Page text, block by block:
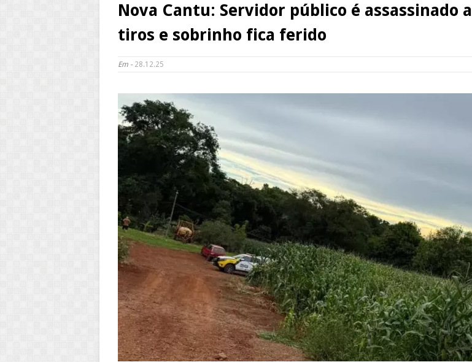
Nova Cantu: Servidor público é assassinado a
tiros e sobrinho fica ferido
Em - 28.12.25